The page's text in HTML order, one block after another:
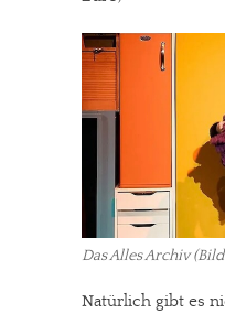
Das Alles Archiv
Natürlich gibt es